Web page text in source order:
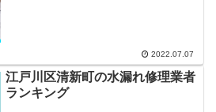
2022.07.07
江戸川区清新町の水漏れ修理業者
ランキング